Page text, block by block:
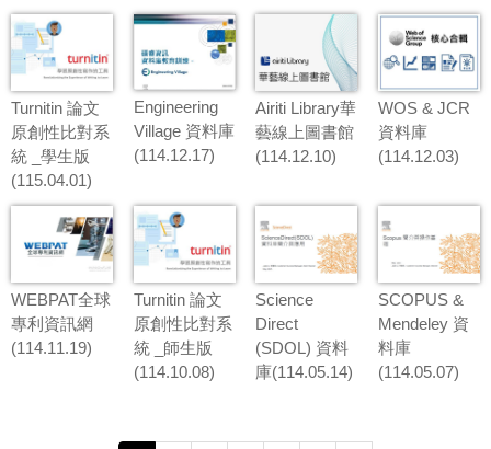
⦿ 中文資料庫總覽
⦿ 西文資料庫總覽
● 教育訓練影片
Turnitin 論文
原創性比對系
統 _學生版
(115.04.01)
Engineering
Village 資料庫
(114.12.17)
Airiti Library華
藝線上圖書館
(114.12.10)
WOS & JCR
資料庫
(114.12.03)
WEBPAT全球
專利資訊網
(114.11.19)
Turnitin 論文
原創性比對系
統 _師生版
(114.10.08)
Science
Direct
(SDOL) 資料
庫(114.05.14)
SCOPUS &
Mendeley 資
料庫
(114.05.07)